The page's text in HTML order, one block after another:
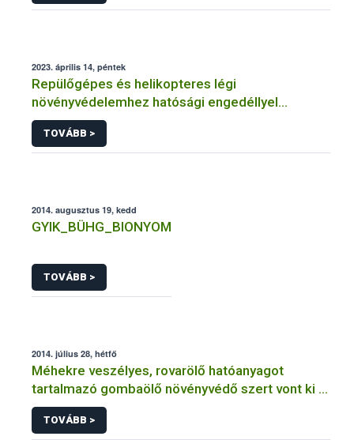
2023. április 14, péntek
Repülőgépes és helikopteres légi
növényvédelemhez hatósági engedéllyel
rendelkező szervezetek
TOVÁBB >
2014. augusztus 19, kedd
GYIK_BÜHG_BIONYOM
TOVÁBB >
2014. július 28, hétfő
Méhekre veszélyes, rovarölő hatóanyagot
tartalmazó gombaölő növényvédő szert vont ki a
forgalomból a NÉBIH
TOVÁBB >